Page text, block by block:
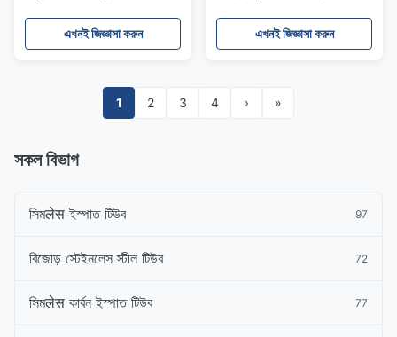
এখনই জিজ্ঞাসা করুন
ব্যবহৃত
এখনই জিজ্ঞাসা করুন
1 2 3 4 › »
সকল বিভাগ
সিমलेस ইস্পাত টিউব 97
বিজোড় স্টেইনলেস স্টীল টিউব 72
সিমलेस কার্বন ইস্পাত টিউব 77